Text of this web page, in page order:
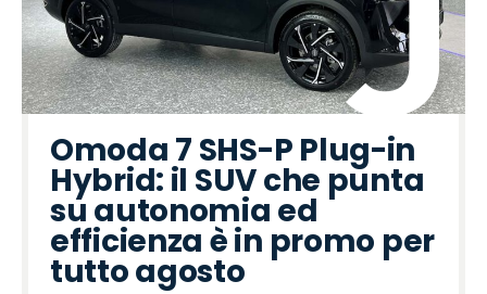
Omoda 7 SHS-P Plug-in
Hybrid: il SUV che punta
su autonomia ed
efficienza è in promo per
tutto agosto